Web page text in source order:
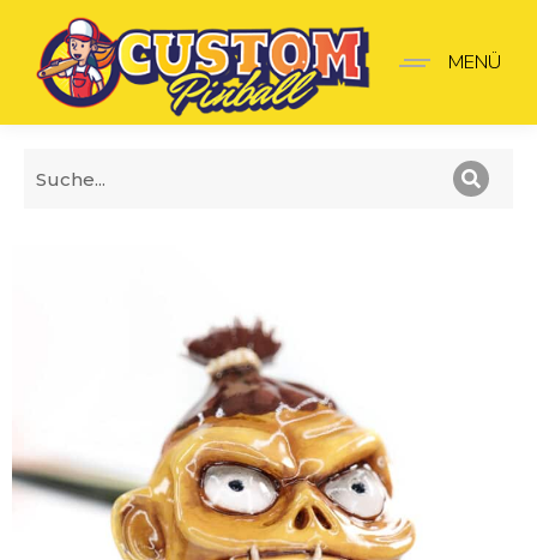
Ripley’s Believe It or
MENÜ